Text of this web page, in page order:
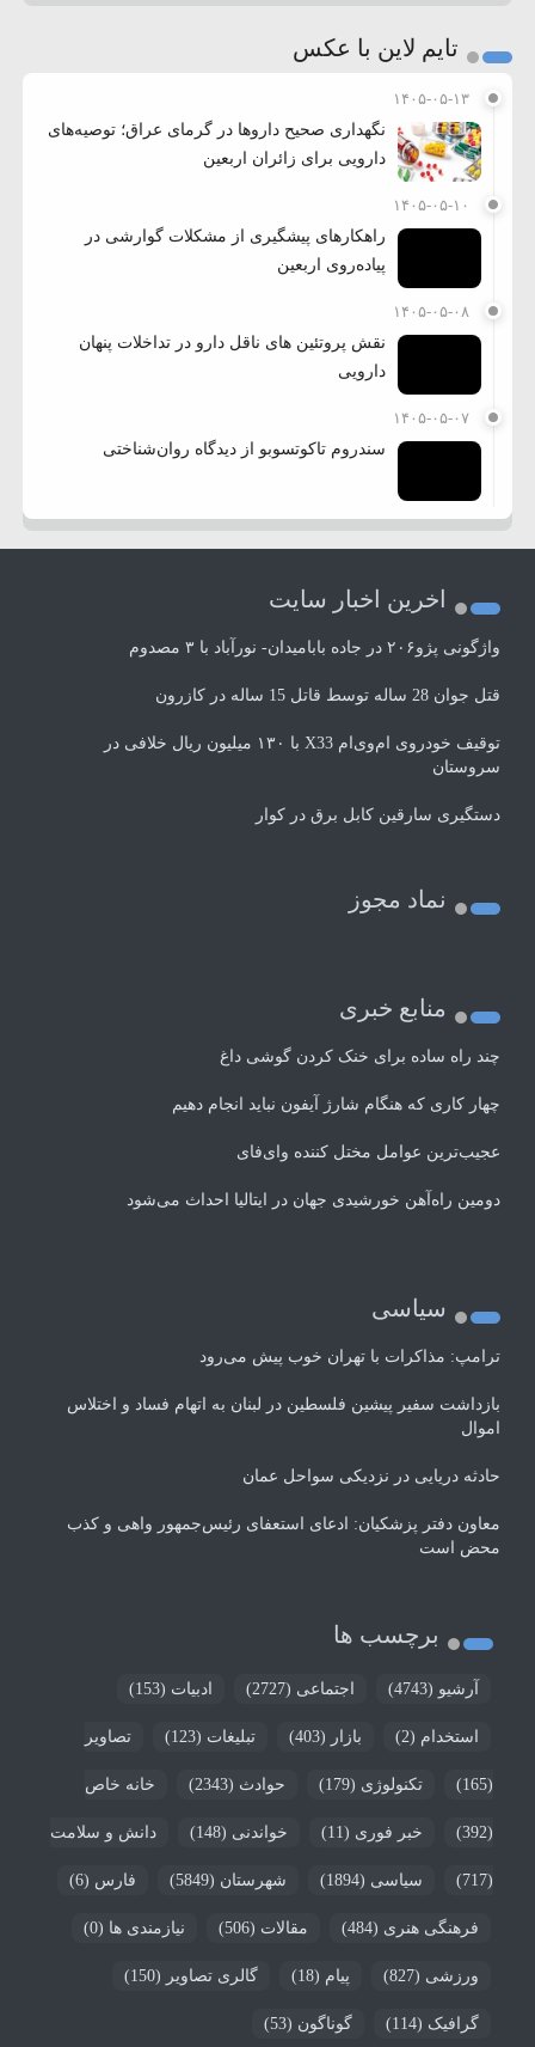
تایم لاین با عکس
۱۴۰۵-۰۵-۱۳
نگهداری صحیح داروها در گرمای عراق؛ توصیه‌های
دارویی برای زائران اربعین
۱۴۰۵-۰۵-۱۰
راهکارهای پیشگیری از مشکلات گوارشی در
پیاده‌روی اربعین
۱۴۰۵-۰۵-۰۸
نقش پروتئین های ناقل دارو در تداخلات پنهان
دارویی
۱۴۰۵-۰۵-۰۷
سندروم تاکوتسوبو از دیدگاه روان‌شناختی
اخرین اخبار سایت
واژگونی پژو۲۰۶ در جاده بابامیدان- نورآباد با ۳ مصدوم
قتل جوان 28 ساله توسط قاتل 15 ساله در کازرون
توقیف خودروی ام‌وی‌ام X33 با ۱۳۰ میلیون ریال خلافی در
سروستان
دستگیری سارقین کابل برق در کوار
نماد مجوز
منابع خبری
چند راه‌ ساده برای خنک کردن گوشی داغ
چهار کاری که هنگام شارژ آیفون نباید انجام دهیم
عجیب‌ترین عوامل مختل کننده وای‌فای
دومین راه‌آهن خورشیدی جهان در ایتالیا احداث می‌شود
سیاسی
ترامپ: مذاکرات با تهران خوب پیش می‌رود
بازداشت سفیر پیشین فلسطین در لبنان به اتهام فساد و اختلاس
اموال
حادثه دریایی در نزدیکی سواحل عمان
معاون دفتر پزشکیان: ادعای استعفای رئیس‌جمهور واهی و کذب
محض است
برچسب ها
آرشیو (4743) اجتماعی (2727) ادبیات (153)
استخدام (2) بازار (403) تبلیغات (123) تصاویر
(165) تکنولوژی (179) حوادث (2343) خانه خاص
(392) خبر فوری (11) خواندنی (148) دانش و سلامت
(717) سیاسی (1894) شهرستان (5849) فارس (6)
فرهنگی هنری (484) مقالات (506) نیازمندی ها (0)
ورزشی (827) پیام (18) گالری تصاویر (150)
گرافیک (114) گوناگون (53)